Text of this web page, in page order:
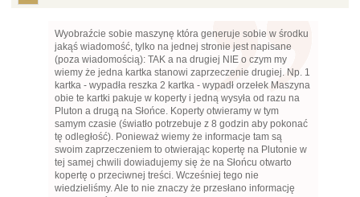
Wyobraźcie sobie maszynę która generuje sobie w środku
jakąś wiadomość, tylko na jednej stronie jest napisane
(poza wiadomością): TAK a na drugiej NIE o czym my
wiemy że jedna kartka stanowi zaprzeczenie drugiej. Np. 1
kartka - wypadła reszka 2 kartka - wypadł orzełek Maszyna
obie te kartki pakuje w koperty i jedną wysyła od razu na
Pluton a drugą na Słońce. Koperty otwieramy w tym
samym czasie (światło potrzebuje z 8 godzin aby pokonać
tę odległość). Ponieważ wiemy że informacje tam są
swoim zaprzeczeniem to otwierając kopertę na Plutonie w
tej samej chwili dowiadujemy się że na Słońcu otwarto
kopertę o przeciwnej treści. Wcześniej tego nie
wiedzieliśmy. Ale to nie znaczy że przesłano informację